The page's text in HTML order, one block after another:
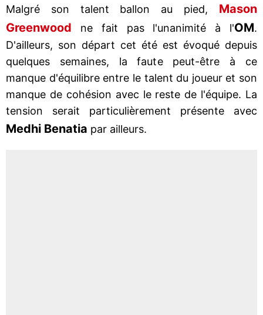
Malgré son talent ballon au pied, Mason
Greenwood ne fait pas l'unanimité à l'OM.
D'ailleurs, son départ cet été est évoqué depuis
quelques semaines, la faute peut-être à ce
manque d'équilibre entre le talent du joueur et son
manque de cohésion avec le reste de l'équipe. La
tension serait particulièrement présente avec
Medhi Benatia par ailleurs.